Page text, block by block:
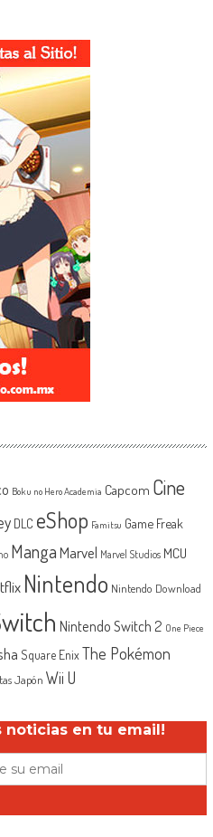
Boku no Hero Academia Capcom Cine
DLC eShop Famitsu Game Freak
MangaMarvel Marvel Studios MCU
Nintendo Nintendo Download
Nintendo Switch 2 One Piece
Square EnixThe Pokémon
Japón Wii U
noticias en tu email!